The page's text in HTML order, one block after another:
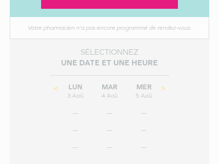
Votre pharmacien n'a pas encore programmé de rendez-vous.
SÉLECTIONNEZ
UNE DATE ET UNE HEURE
< LUN
3 Aoû
MAR
4 Aoû
MER
5 Aoû
>